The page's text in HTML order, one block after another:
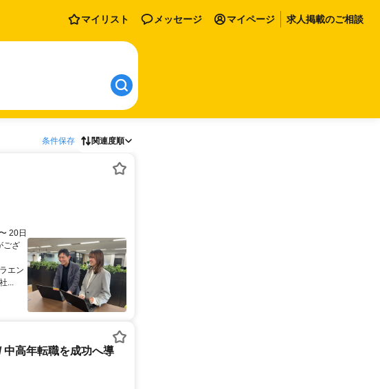
マイリスト メッセージ マイページ 求人掲載のご相談
条件保存 関連度順
20日
ござ
エン
...
高年転職を成功へ導